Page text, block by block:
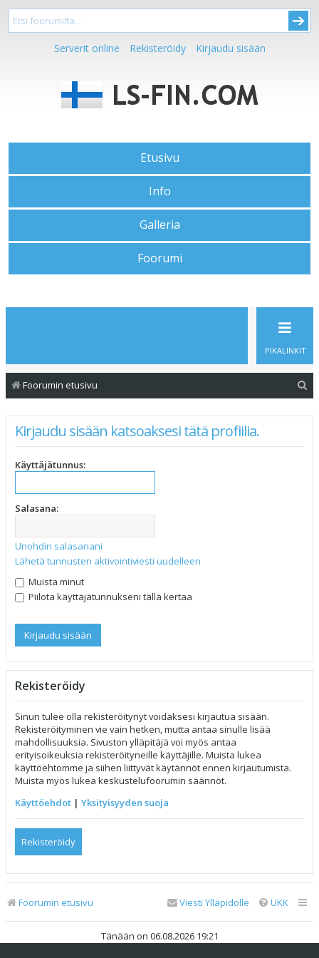
Serverit online Rekisteröidy Kirjaudu sisään
Etusivu
Info
Galleria
Foorumi
PIKALINKIT
Foorumin etusivu
Kirjaudu sisään katsoaksesi tätä profiilia.
Käyttäjätunnus:
Salasana:
Unohdin salasanani
Lähetä tunnusten aktivointiviesti uudelleen
Muista minut
Piilota käyttäjätunnukseni tällä kertaa
Rekisteröidy
Sinun tulee olla rekisteröitynyt voidaksesi kirjautua sisään.
Rekisteröityminen vie vain hetken, mutta antaa sinulle lisää
mahdollisuuksia. Sivuston ylläpitäjä voi myös antaa
erityisoikeuksia rekisteröityneille käyttäjille. Muista lukea
käyttöehtomme ja siihen liittyvät käytännöt ennen kirjautumista.
Muista myös lukea keskustelufoorumin säännöt.
Käyttöehdot | Yksityisyyden suoja
Rekisteröidy
Foorumin etusivu UKK
Viesti Ylläpidolle
Tänään on 06.08.2026 19:21